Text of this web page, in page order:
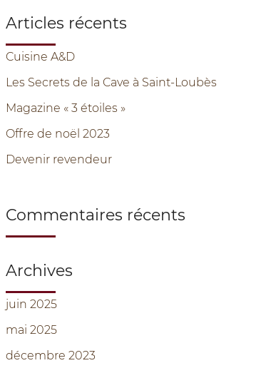
h
e
r
c
:
Articles récents
Cuisine A&D
Les Secrets de la Cave à Saint-Loubès
Magazine « 3 étoiles »
Offre de noël 2023
Devenir revendeur
Commentaires récents
Archives
juin 2025
mai 2025
décembre 2023